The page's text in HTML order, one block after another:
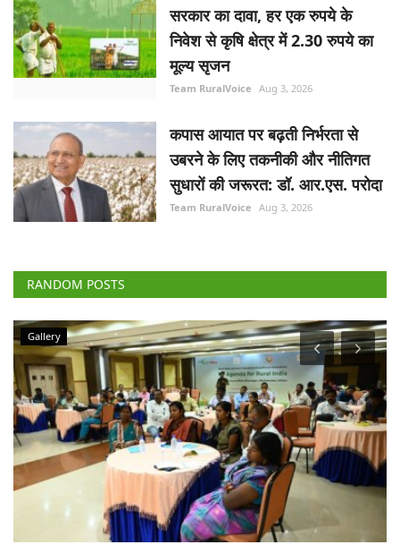
सरकार का दावा, हर एक रुपये के
निवेश से कृषि क्षेत्र में 2.30 रुपये का
मूल्य सृजन
Team RuralVoice Aug 3, 2026
कपास आयात पर बढ़ती निर्भरता से
उबरने के लिए तकनीकी और नीतिगत
सुधारों की जरूरत: डॉ. आर.एस. परोदा
Team RuralVoice Aug 3, 2026
RANDOM POSTS
Gallery